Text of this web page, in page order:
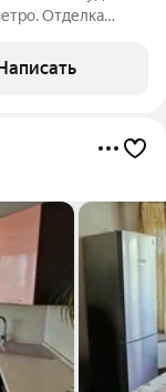
Отделка